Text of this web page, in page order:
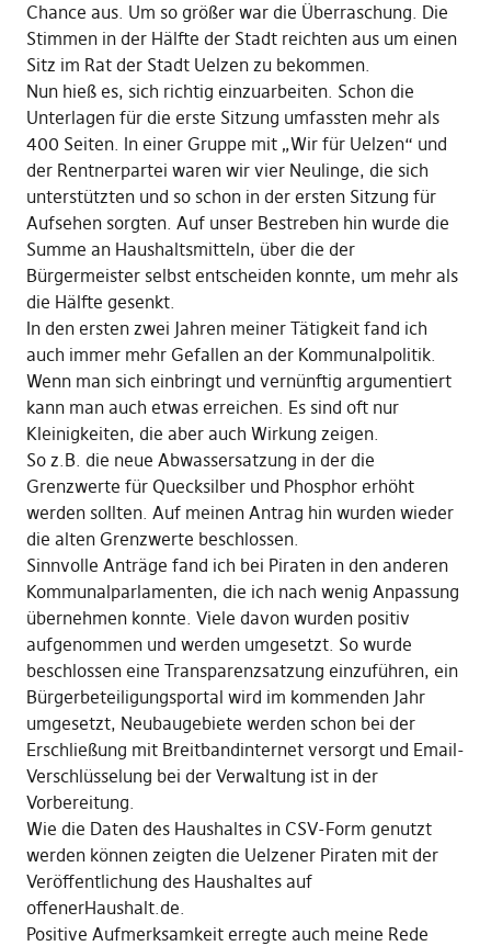
Chance aus. Um so größer war die Überraschung. Die
Stimmen in der Hälfte der Stadt reichten aus um einen
Sitz im Rat der Stadt Uelzen zu bekommen.
Nun hieß es, sich richtig einzuarbeiten. Schon die
Unterlagen für die erste Sitzung umfassten mehr als
400 Seiten. In einer Gruppe mit „Wir für Uelzen“ und
der Rentnerpartei waren wir vier Neulinge, die sich
unterstützten und so schon in der ersten Sitzung für
Aufsehen sorgten. Auf unser Bestreben hin wurde die
Summe an Haushaltsmitteln, über die der
Bürgermeister selbst entscheiden konnte, um mehr als
die Hälfte gesenkt.
In den ersten zwei Jahren meiner Tätigkeit fand ich
auch immer mehr Gefallen an der Kommunalpolitik.
Wenn man sich einbringt und vernünftig argumentiert
kann man auch etwas erreichen. Es sind oft nur
Kleinigkeiten, die aber auch Wirkung zeigen.
So z.B. die neue Abwassersatzung in der die
Grenzwerte für Quecksilber und Phosphor erhöht
werden sollten. Auf meinen Antrag hin wurden wieder
die alten Grenzwerte beschlossen.
Sinnvolle Anträge fand ich bei Piraten in den anderen
Kommunalparlamenten, die ich nach wenig Anpassung
übernehmen konnte. Viele davon wurden positiv
aufgenommen und werden umgesetzt. So wurde
beschlossen eine Transparenzsatzung einzuführen, ein
Bürgerbeteiligungsportal wird im kommenden Jahr
umgesetzt, Neubaugebiete werden schon bei der
Erschließung mit Breitbandinternet versorgt und Email-
Verschlüsselung bei der Verwaltung ist in der
Vorbereitung.
Wie die Daten des Haushaltes in CSV-Form genutzt
werden können zeigten die Uelzener Piraten mit der
Veröffentlichung des Haushaltes auf
offenerHaushalt.de.
Positive Aufmerksamkeit erregte auch meine Rede